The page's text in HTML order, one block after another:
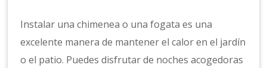
Instalar una chimenea o una fogata es una
excelente manera de mantener el calor en el jardín
o el patio. Puedes disfrutar de noches acogedoras